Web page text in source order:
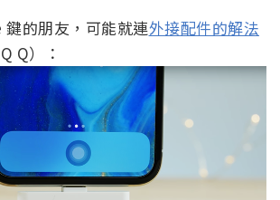
的朋友，可能就連外接配件的解法
Q）：